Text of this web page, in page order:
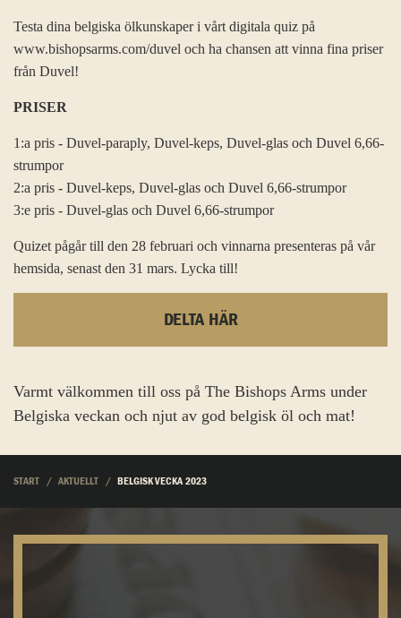
Testa dina belgiska ölkunskaper i vårt digitala quiz på
www.bishopsarms.com/duvel och ha chansen att vinna fina priser
från Duvel!
PRISER
1:a pris - Duvel-paraply, Duvel-keps, Duvel-glas och Duvel 6,66-
strumpor
2:a pris - Duvel-keps, Duvel-glas och Duvel 6,66-strumpor
3:e pris - Duvel-glas och Duvel 6,66-strumpor
Quizet pågår till den 28 februari och vinnarna presenteras på vår
hemsida, senast den 31 mars. Lycka till!
DELTA HÄR
Varmt välkommen till oss på The Bishops Arms under
Belgiska veckan och njut av god belgisk öl och mat!
START AKTUELLT BELGISK VECKA 2023